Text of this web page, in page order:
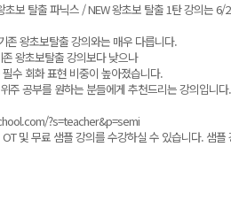
초보 탈출 파닉스 / NEW 왕초보 탈출 1탄 강의는
존 왕초보탈출 강의와는 매우 다릅니다.
왕초보탈출 강의보다 낮으나
수 회화 표현 비중이 높아졌습니다.
주 공부를 원하는 분들에게 추천드리는 강의입니다.
?s=teacher&p=semi
및 무료 샘플 강의를 수강하실 수 있습니다. 샘